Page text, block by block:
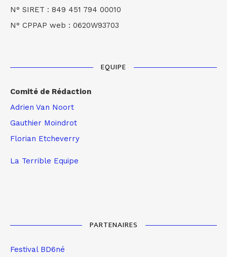
N° SIRET : 849 451 794 00010
N° CPPAP web : 0620W93703
EQUIPE
Comité de Rédaction
Adrien Van Noort
Gauthier Moindrot
Florian Etcheverry
La Terrible Equipe
PARTENAIRES
Festival BD6né